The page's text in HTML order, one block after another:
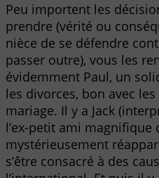
Peu importent les
prendre (vérité ou
nièce de se défendre
passer outre), vous les
évidemment Paul, un
les divorces, bon avec
mariage. Il y a Jack
l’ex-petit ami magnifique
mystérieusement
s’être consacré à des